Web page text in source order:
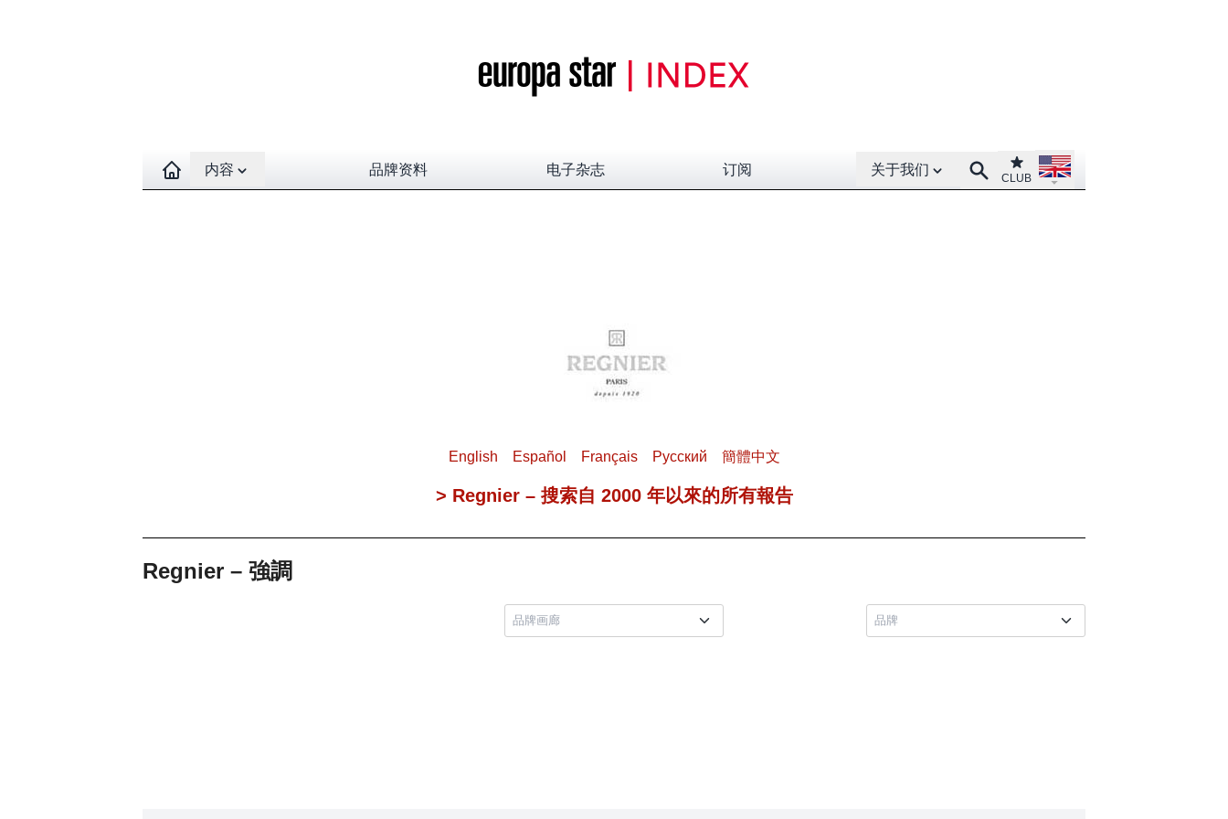
Open contents menu
内容 品牌资料 电子杂志 订阅
Open About menu
关于我们 SearchClub
CLUB
Open language menu
English Español Français Pусский 簡體中文
> Regnier – 搜索自 2000 年以來的所有報告
Regnier – 強調